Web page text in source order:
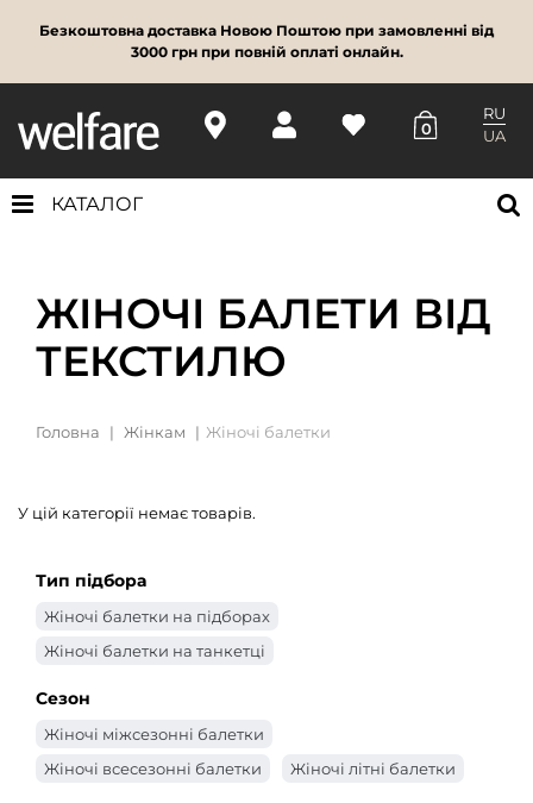
Безкоштовна доставка Новою Поштою при замовленні від
3000 грн при повній оплаті онлайн.
0
RU
UA
КАТАЛОГ
ЖІНОЧІ БАЛЕТИ ВІД
ТЕКСТИЛЮ
Головна Жінкам Жіночі балетки
У цій категорії немає товарів.
Тип підбора
Жіночі балетки на підборах
Жіночі балетки на танкетці
Сезон
Жіночі міжсезонні балетки
Жіночі всесезонні балетки
Жіночі літні балетки